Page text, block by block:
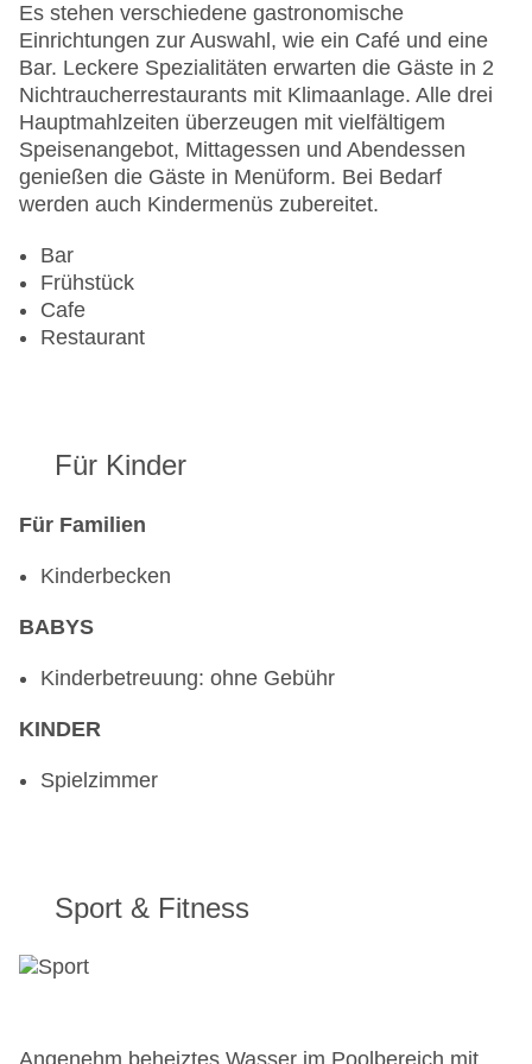
Hoteleröffnung: 1986
Hotelsafe
WLAN/WiFi im Hotel
Letzte umfassende Renovierung: 2003
Lift
Minimarkt
Anzahl der Konferenzräume: 1
Anzahl der Aufzüge: 1
Sonnenterrasse
Gesamtanzahl der Stockwerke: 9
Gesamtanzahl der Zimmer: 472
Pools:Kinderbecken, Beheizter Außenpool, Indoor
Landeskategorie: 4 Sterne
Es stehen verschiedene gastronomische
Einrichtungen zur Auswahl, wie ein Café und eine
Bar. Leckere Spezialitäten erwarten die Gäste in 2
Nichtraucherrestaurants mit Klimaanlage. Alle drei
Hauptmahlzeiten überzeugen mit vielfältigem
Speisenangebot, Mittagessen und Abendessen
genießen die Gäste in Menüform. Bei Bedarf
werden auch Kindermenüs zubereitet.
Bar
Frühstück
Cafe
Restaurant
Für Kinder
Für Familien
Kinderbecken
BABYS
Kinderbetreuung: ohne Gebühr
KINDER
Spielzimmer
Sport & Fitness